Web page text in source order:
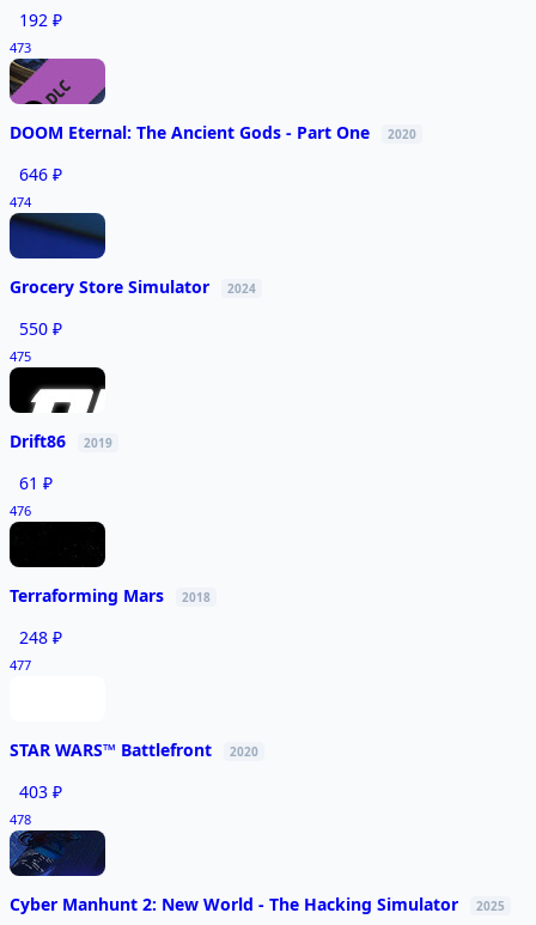
192 ₽
473
DOOM Eternal: The Ancient Gods - Part One 2020
646 ₽
474
Grocery Store Simulator 2024
550 ₽
475
Drift86 2019
61 ₽
476
Terraforming Mars 2018
248 ₽
477
STAR WARS™ Battlefront 2020
403 ₽
478
Cyber Manhunt 2: New World - The Hacking Simulator 2025